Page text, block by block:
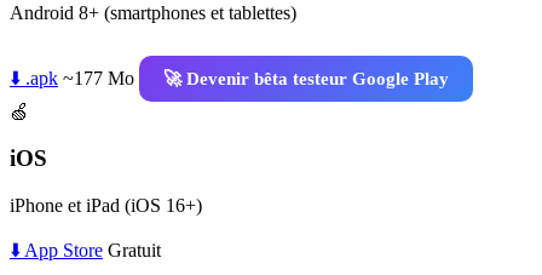
Android 8+ (smartphones et tablettes)
⬇️ .apk ~177 Mo
🚀 Devenir bêta testeur Google Play
🍏
iOS
iPhone et iPad (iOS 16+)
⬇️ App Store Gratuit